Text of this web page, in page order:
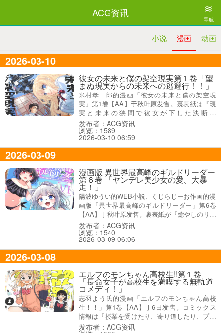
ACG资讯 ≋
导航
动画
漫画
小说
2026-03-10
彼女の未来と僕の架空現実第１卷「望
まぬ現実からの未来への逃避行！！」
米村孝一郎的漫画「彼女の未来と僕の架空現
実」第1卷【AA】于秋叶原发售。裏表紙は『現
実と未来の狭間で彼女が下した決断と
は…！？』、『実機体験型SLG「機重動騎徨星
譚」――その架空現実に彼女は救いを求める』
で、オビ謳い文句は『望まぬ現実からの未来へ
の逃避行！！』だった。
发布者：ACG资讯
浏览：1589
2026-03-10 06:59
2026-03-09
漫画版 異世界最高峰のギルドリーダー
第６卷 「ヤンデレ美少女の愛、大暴
走！」
陽波ゆうい的WEB小説、くじらじーお作画的漫
画版「異世界最高峰のギルドリーダー」第6卷
【AA】于秋叶原发售。裏表紙が『癒やしのリゾ
ート地で、ギルメン達が大暴れ！？』、オビは
『ヤンデレ美少女の愛、大暴走！ギルメン全員
が愛の包囲網で最強化！？』などだった。
发布者：ACG资讯
浏览：1540
2026-03-09 06:06
2026-03-08
エルフのモンちゃん高校生!!第１卷
「長命女子が高校生を満喫する無軌道
コメディ！」
志羽よう氏的漫画「エルフのモンちゃん高校
生！！」第1卷【AA】于6日发售。コミックス
情報は『授業を受けたり、寄り道したり、プリ
クラ撮ったり…フツーのはずのスクールライフ
发布者：ACG资讯